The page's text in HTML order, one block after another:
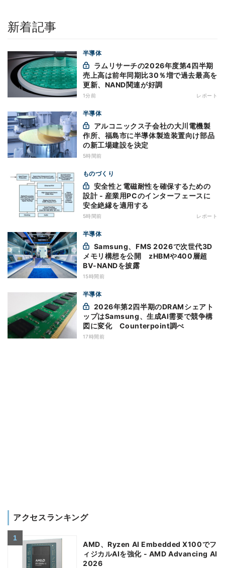
新着記事
半導体
売上高は前年同期比30％増で過去最高を
更新、NAND関連が好調
1分前 レポート
半導体
作所、福島市に半導体製造装置向け部品
の新工場建設を決定
5時間前
ものづくり
設計 - 産業用PCのインターフェースに
安全絶縁を適用する
5時間前 レポート
半導体
メモリ構想を公開 zHBMや400層超
BV-NANDを披露
15時間前
半導体
ップはSamsung、生成AI需要で競争構
図に変化 Counterpoint調べ
17時間前
アクセスランキング
AMD、Ryzen AI Embedded X100でフ
ィジカルAIを強化 - AMD Advancing AI
2026